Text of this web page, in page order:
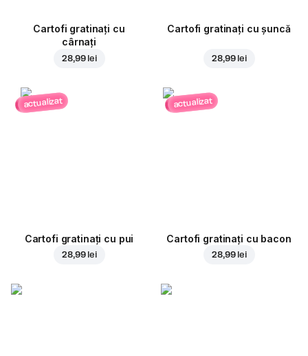
Cartofi gratinați cu
cârnați
28,99 lei
Cartofi gratinați cu șuncă
28,99 lei
actualizat
Cartofi gratinați cu pui
28,99 lei
actualizat
Cartofi gratinați cu bacon
28,99 lei